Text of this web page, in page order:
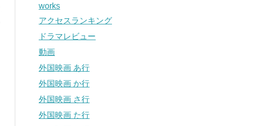
works
アクセスランキング
ドラマレビュー
動画
外国映画 あ行
外国映画 か行
外国映画 さ行
外国映画 た行